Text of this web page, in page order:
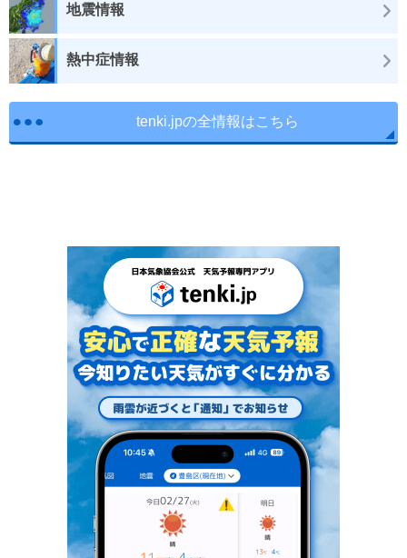
地震情報
熱中症情報
tenki.jpの全情報はこちら